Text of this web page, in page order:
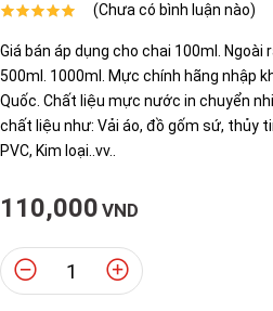
(Chưa có bình luận nào)
Giá bán áp dụng cho chai 100ml. Ngoài
500ml. 1000ml. Mực chính hãng nhập
Quốc. Chất liệu mực nước in chuyển
chất liệu như: Vải áo, đồ gốm sứ, thủy
PVC, Kim loại..vv..
110,000 VND